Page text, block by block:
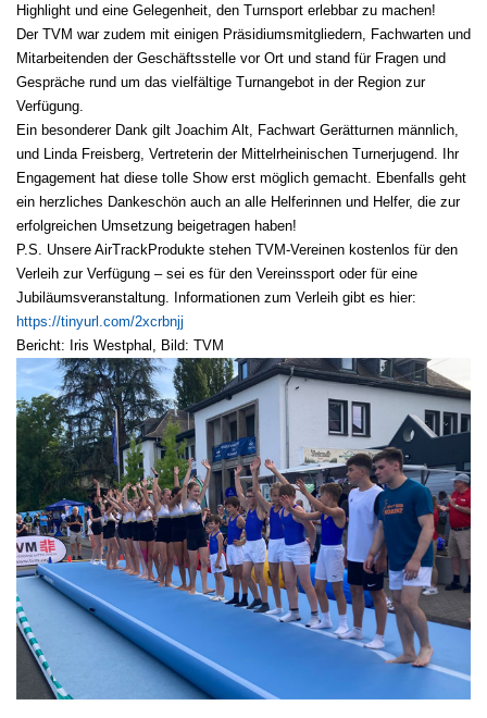
Highlight und eine Gelegenheit, den Turnsport erlebbar zu machen!
Der TVM war zudem mit einigen Präsidiumsmitgliedern, Fachwarten und
Mitarbeitenden der Geschäftsstelle vor Ort und stand für Fragen und
Gespräche rund um das vielfältige Turnangebot in der Region zur
Verfügung.
Ein besonderer Dank gilt Joachim Alt, Fachwart Gerätturnen männlich,
und Linda Freisberg, Vertreterin der Mittelrheinischen Turnerjugend. Ihr
Engagement hat diese tolle Show erst möglich gemacht. Ebenfalls geht
ein herzliches Dankeschön auch an alle Helferinnen und Helfer, die zur
erfolgreichen Umsetzung beigetragen haben!
P.S. Unsere AirTrackProdukte stehen TVM-Vereinen kostenlos für den
Verleih zur Verfügung – sei es für den Vereinssport oder für eine
Jubiläumsveranstaltung. Informationen zum Verleih gibt es hier:
https://tinyurl.com/2xcrbnjj
Bericht: Iris Westphal, Bild: TVM